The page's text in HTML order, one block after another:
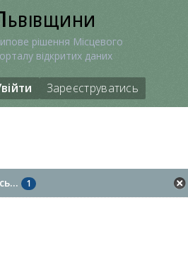
рішення Місцевого
відкритих даних
Зареєструватись
1